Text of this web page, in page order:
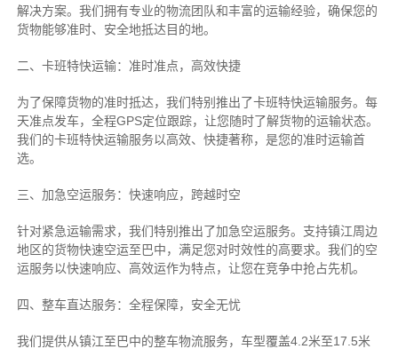
解决方案。我们拥有专业的物流团队和丰富的运输经验，确保您的
货物能够准时、安全地抵达目的地。
二、卡班特快运输：准时准点，高效快捷
为了保障货物的准时抵达，我们特别推出了卡班特快运输服务。每
天准点发车，全程GPS定位跟踪，让您随时了解货物的运输状态。
我们的卡班特快运输服务以高效、快捷著称，是您的准时运输首
选。
三、加急空运服务：快速响应，跨越时空
针对紧急运输需求，我们特别推出了加急空运服务。支持镇江周边
地区的货物快速空运至巴中，满足您对时效性的高要求。我们的空
运服务以快速响应、高效运作为特点，让您在竞争中抢占先机。
四、整车直达服务：全程保障，安全无忧
我们提供从镇江至巴中的整车物流服务，车型覆盖4.2米至17.5米